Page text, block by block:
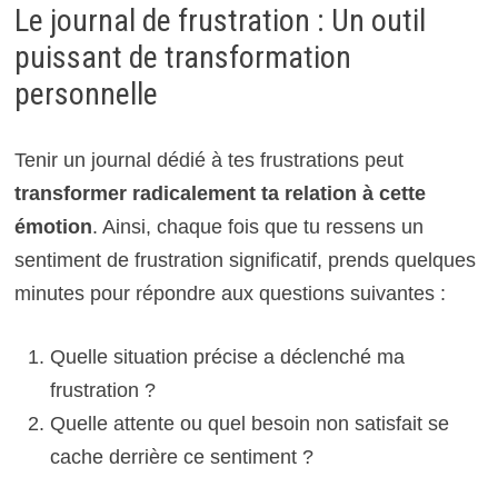
Le journal de frustration : Un outil
puissant de transformation
personnelle
Tenir un journal dédié à tes frustrations peut
transformer radicalement ta relation à cette
émotion. Ainsi, chaque fois que tu ressens un
sentiment de frustration significatif, prends quelques
minutes pour répondre aux questions suivantes :
Quelle situation précise a déclenché ma
frustration ?
Quelle attente ou quel besoin non satisfait se
cache derrière ce sentiment ?